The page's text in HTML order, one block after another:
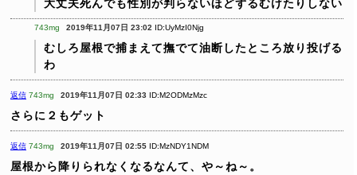
大丈夫死んでも性別が判らないほどずるむけたりしない
743mg 2019年11月07日 23:02 ID:UyMzI0Njg
むしろ屋根で捕まえて撫でて油断したところ放り投げる
わ
返信 743mg 2019年11月07日 02:33 ID:M2ODMzMzc
さらに２もゲット
返信 743mg 2019年11月07日 02:55 ID:MzNDY1NDM
屋根から降りられなくなるなんて、や～ね～。